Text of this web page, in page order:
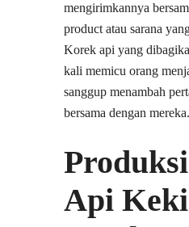
mengirimkannya
product atau sarana
Korek api yang
kali memicu orang
sanggup menambah
bersama dengan mereka.
Api